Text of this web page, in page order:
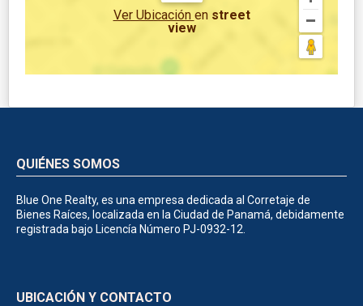
Ver Ubicación en street
view
QUIÉNES SOMOS
Blue One Realty, es una empresa dedicada al Corretaje de
Bienes Raíces, localizada en la Ciudad de Panamá, debidamente
registrada bajo Licencía Número PJ-0932-12.
UBICACIÓN Y CONTACTO